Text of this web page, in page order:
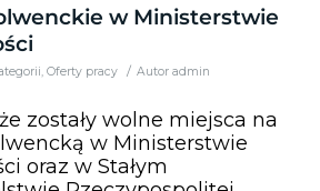
w Ministerstwie
, Oferty pracy / Autor admin
zostały wolne miejsca na
w Ministerstwie
oraz w Stałym